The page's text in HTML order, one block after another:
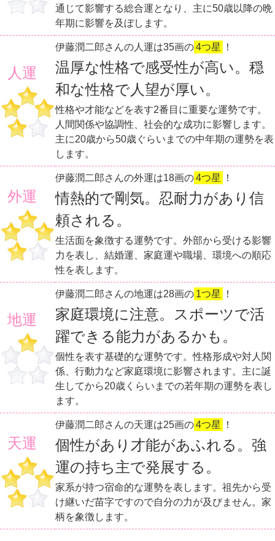
通じて影響する総合運となり、主に50歳以降の晩
年期に影響を及ぼします。
人運
伊藤潤二郎さんの人運は35画の4つ星 ！
温厚な性格で感受性が高い。穏
和な性格で人望が厚い。
性格や才能などを表す2番目に重要な運勢です。
人間関係や協調性、社会的な成功に影響します。
主に20歳から50歳ぐらいまでの中年期の運勢を表
します。
外運
伊藤潤二郎さんの外運は18画の4つ星 ！
情熱的で剛気。忍耐力があり信
頼される。
生活面を象徴する運勢です。外部から受ける影響
力を表し、結婚運、家庭運や職場、環境への順応
性を表します。
地運
伊藤潤二郎さんの地運は28画の 1つ星 ！
家庭環境に注意。スポーツで活
躍できる能力があるかも。
個性を表す基礎的な運勢です。性格形成や対人関
係、行動力など家庭環境に影響されます。主に誕
生してから20歳くらいまでの若年期の運勢を表し
ます。
天運
伊藤潤二郎さんの天運は25画の4つ星 ！
個性があり才能があふれる。強
運の持ち主で発展する。
家系が持つ宿命的な運勢を表します。祖先から受
け継いだ苗字ですので自分の力が及びません。家
柄を象徴します。